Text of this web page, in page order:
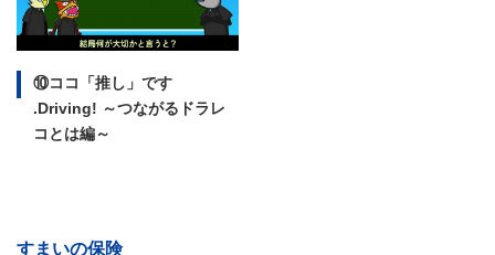
⑩ココ「推し」です
.Driving! ～つながるドラレ
コとは編～
すまいの保険